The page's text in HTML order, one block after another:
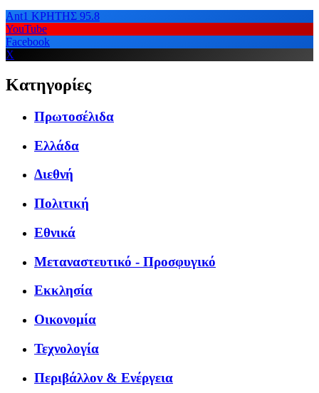
Ant1 ΚΡΗΤΗΣ 95.8
YouTube
Facebook
X
Κατηγορίες
Πρωτοσέλιδα
Ελλάδα
Διεθνή
Πολιτική
Εθνικά
Μεταναστευτικό - Προσφυγικό
Εκκλησία
Οικονομία
Τεχνολογία
Περιβάλλον & Ενέργεια